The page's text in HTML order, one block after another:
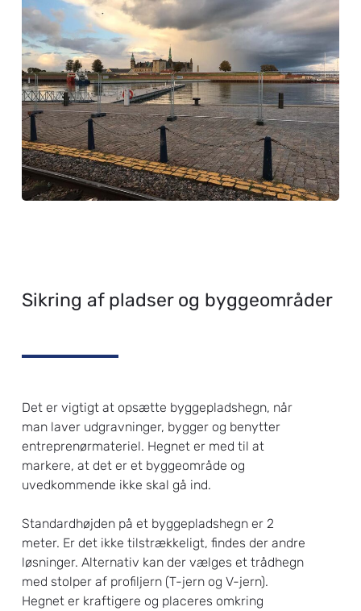
Sikring af pladser og byggeområder
Det er vigtigt at opsætte byggepladshegn, når
man laver udgravninger, bygger og benytter
entreprenørmateriel. Hegnet er med til at
markere, at det er et byggeområde og
uvedkommende ikke skal gå ind.
Standardhøjden på et byggepladshegn er 2
meter. Er det ikke tilstrækkeligt, findes der andre
løsninger. Alternativ kan der vælges et trådhegn
med stolper af profiljern (T-jern og V-jern).
Hegnet er kraftigere og placeres omkring